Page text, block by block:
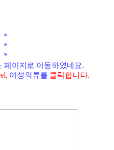
*
*
*
페이지로 이동하였네요.
, 여성의류를 클릭합니다.